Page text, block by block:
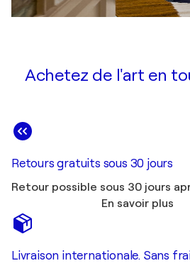
Achetez de l'art en
Retours gratuits sous 30 jours
Retour possible sous 30 jours
En savoir plus
Livraison internationale. Sans